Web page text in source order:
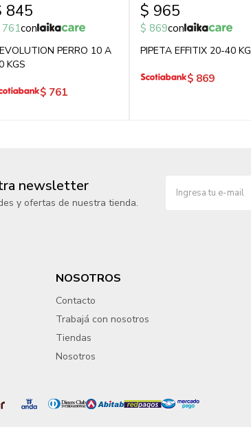
845
761con
PERRO 10 A
KGS
$ 761
$ 965
$ 869con
PIPETA EFFITIX 20-40 KG
$ 869
newsletter
y ofertas de nuestra tienda.
NOSOTROS
Contacto
Trabajá con nosotros
Tiendas
Nosotros